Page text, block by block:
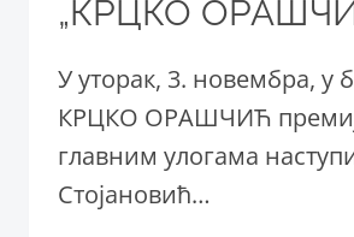
„КРЦКО
У уторак, 3. новембра, у
КРЦКО ОРАШЧИЋ
главним улогама
Стојановић…